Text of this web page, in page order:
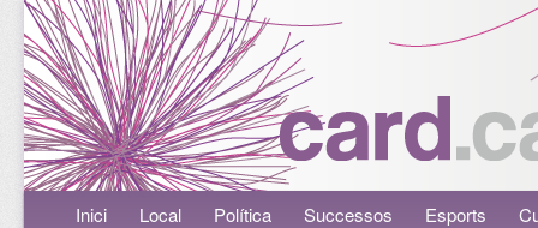
Menú principalAneu al contingut principal
Aneu al contingut secundari
Inici Local Política Successos Esports